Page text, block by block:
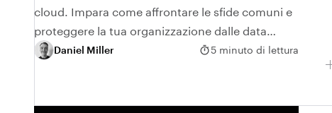
cloud. Impara come affrontare le sfide comuni e
proteggere la tua organizzazione dalle data
breach e dalle minacce informatiche.
Daniel Miller 5 minuto di lettura